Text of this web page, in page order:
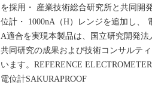
を採用・ 産業技術総合研究所と共同開
位計・ 1000nA（H）レンジを追加し、
A適合を実現本製品は、国立研究開発
共同研究の成果および技術コンサルテ
います。REFERENCE
電位計SAKURAPROOF